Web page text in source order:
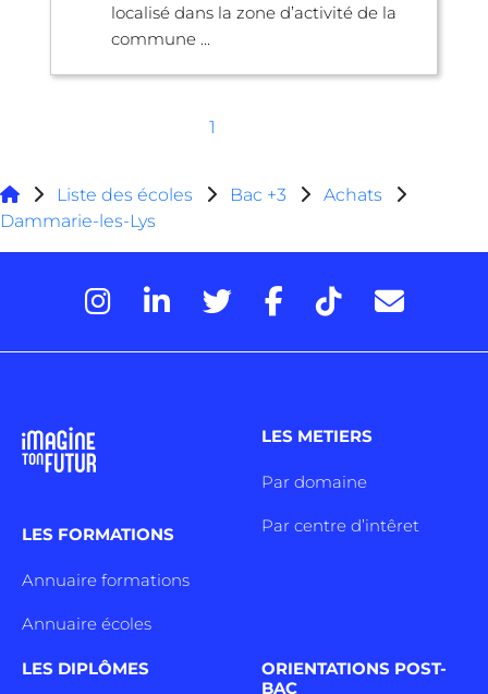
localisé dans la zone d’activité de la
commune ...
1
Liste des écoles Bac +3
Achats
Dammarie-les-Lys
LES FORMATIONS
Annuaire formations
Annuaire écoles
LES METIERS
Par domaine
Par centre d’intêret
LES DIPLÔMES
ORIENTATIONS POST-
BAC